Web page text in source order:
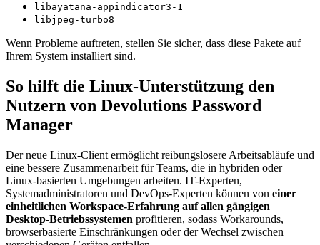
libayatana-appindicator3-1
libjpeg-turbo8
Wenn Probleme auftreten, stellen Sie sicher, dass diese Pakete auf
Ihrem System installiert sind.
So hilft die Linux-Unterstützung den
Nutzern von Devolutions Password
Manager
Der neue Linux-Client ermöglicht reibungslosere Arbeitsabläufe und
eine bessere Zusammenarbeit für Teams, die in hybriden oder
Linux-basierten Umgebungen arbeiten. IT-Experten,
Systemadministratoren und DevOps-Experten können von einer
einheitlichen Workspace-Erfahrung auf allen gängigen
Desktop-Betriebssystemen profitieren, sodass Workarounds,
browserbasierte Einschränkungen oder der Wechsel zwischen